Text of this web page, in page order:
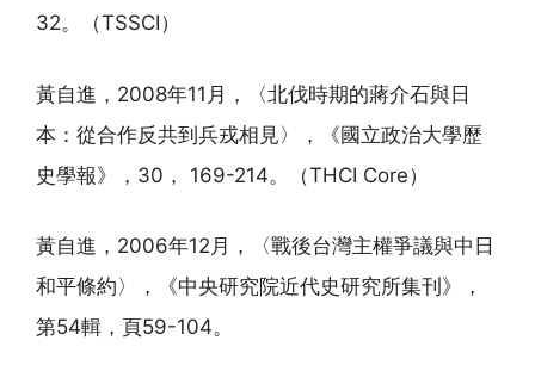
32。（TSSCI）
黃自進，2008年11月，〈北伐時期的蔣介石與日
本：從合作反共到兵戎相見〉，《國立政治大學歷
史學報》，30， 169-214。（THCI Core）
黃自進，2006年12月，〈戰後台灣主權爭議與中日
和平條約〉，《中央研究院近代史研究所集刊》，
第54輯，頁59-104。